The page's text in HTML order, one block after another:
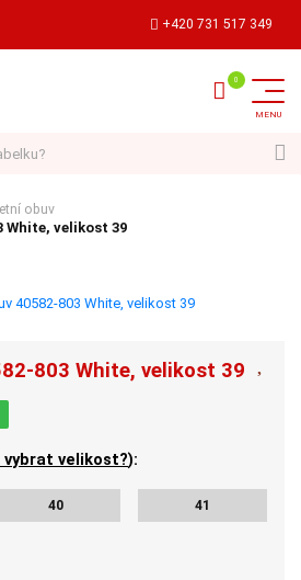
+420 731 517 349
obuv
White, velikost 39
803 White, velikost 39
vybrat velikost?):
40 41